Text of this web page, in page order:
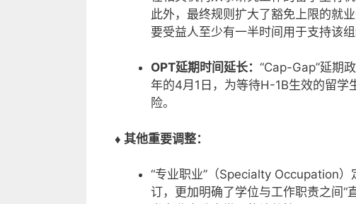
此外，最终规则扩大了豁免上限的就
要受益人至少有一半时间用于支持该
OPT延期时间延长： “Cap-Gap”延期
年的4月1日，为等待H-1B生效的留学
险。
♦ 其他重要调整：
“专业职业”（Specialty Occupation）
订，更加明确了学位与工作职责之间“